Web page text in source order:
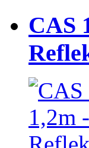
CAS